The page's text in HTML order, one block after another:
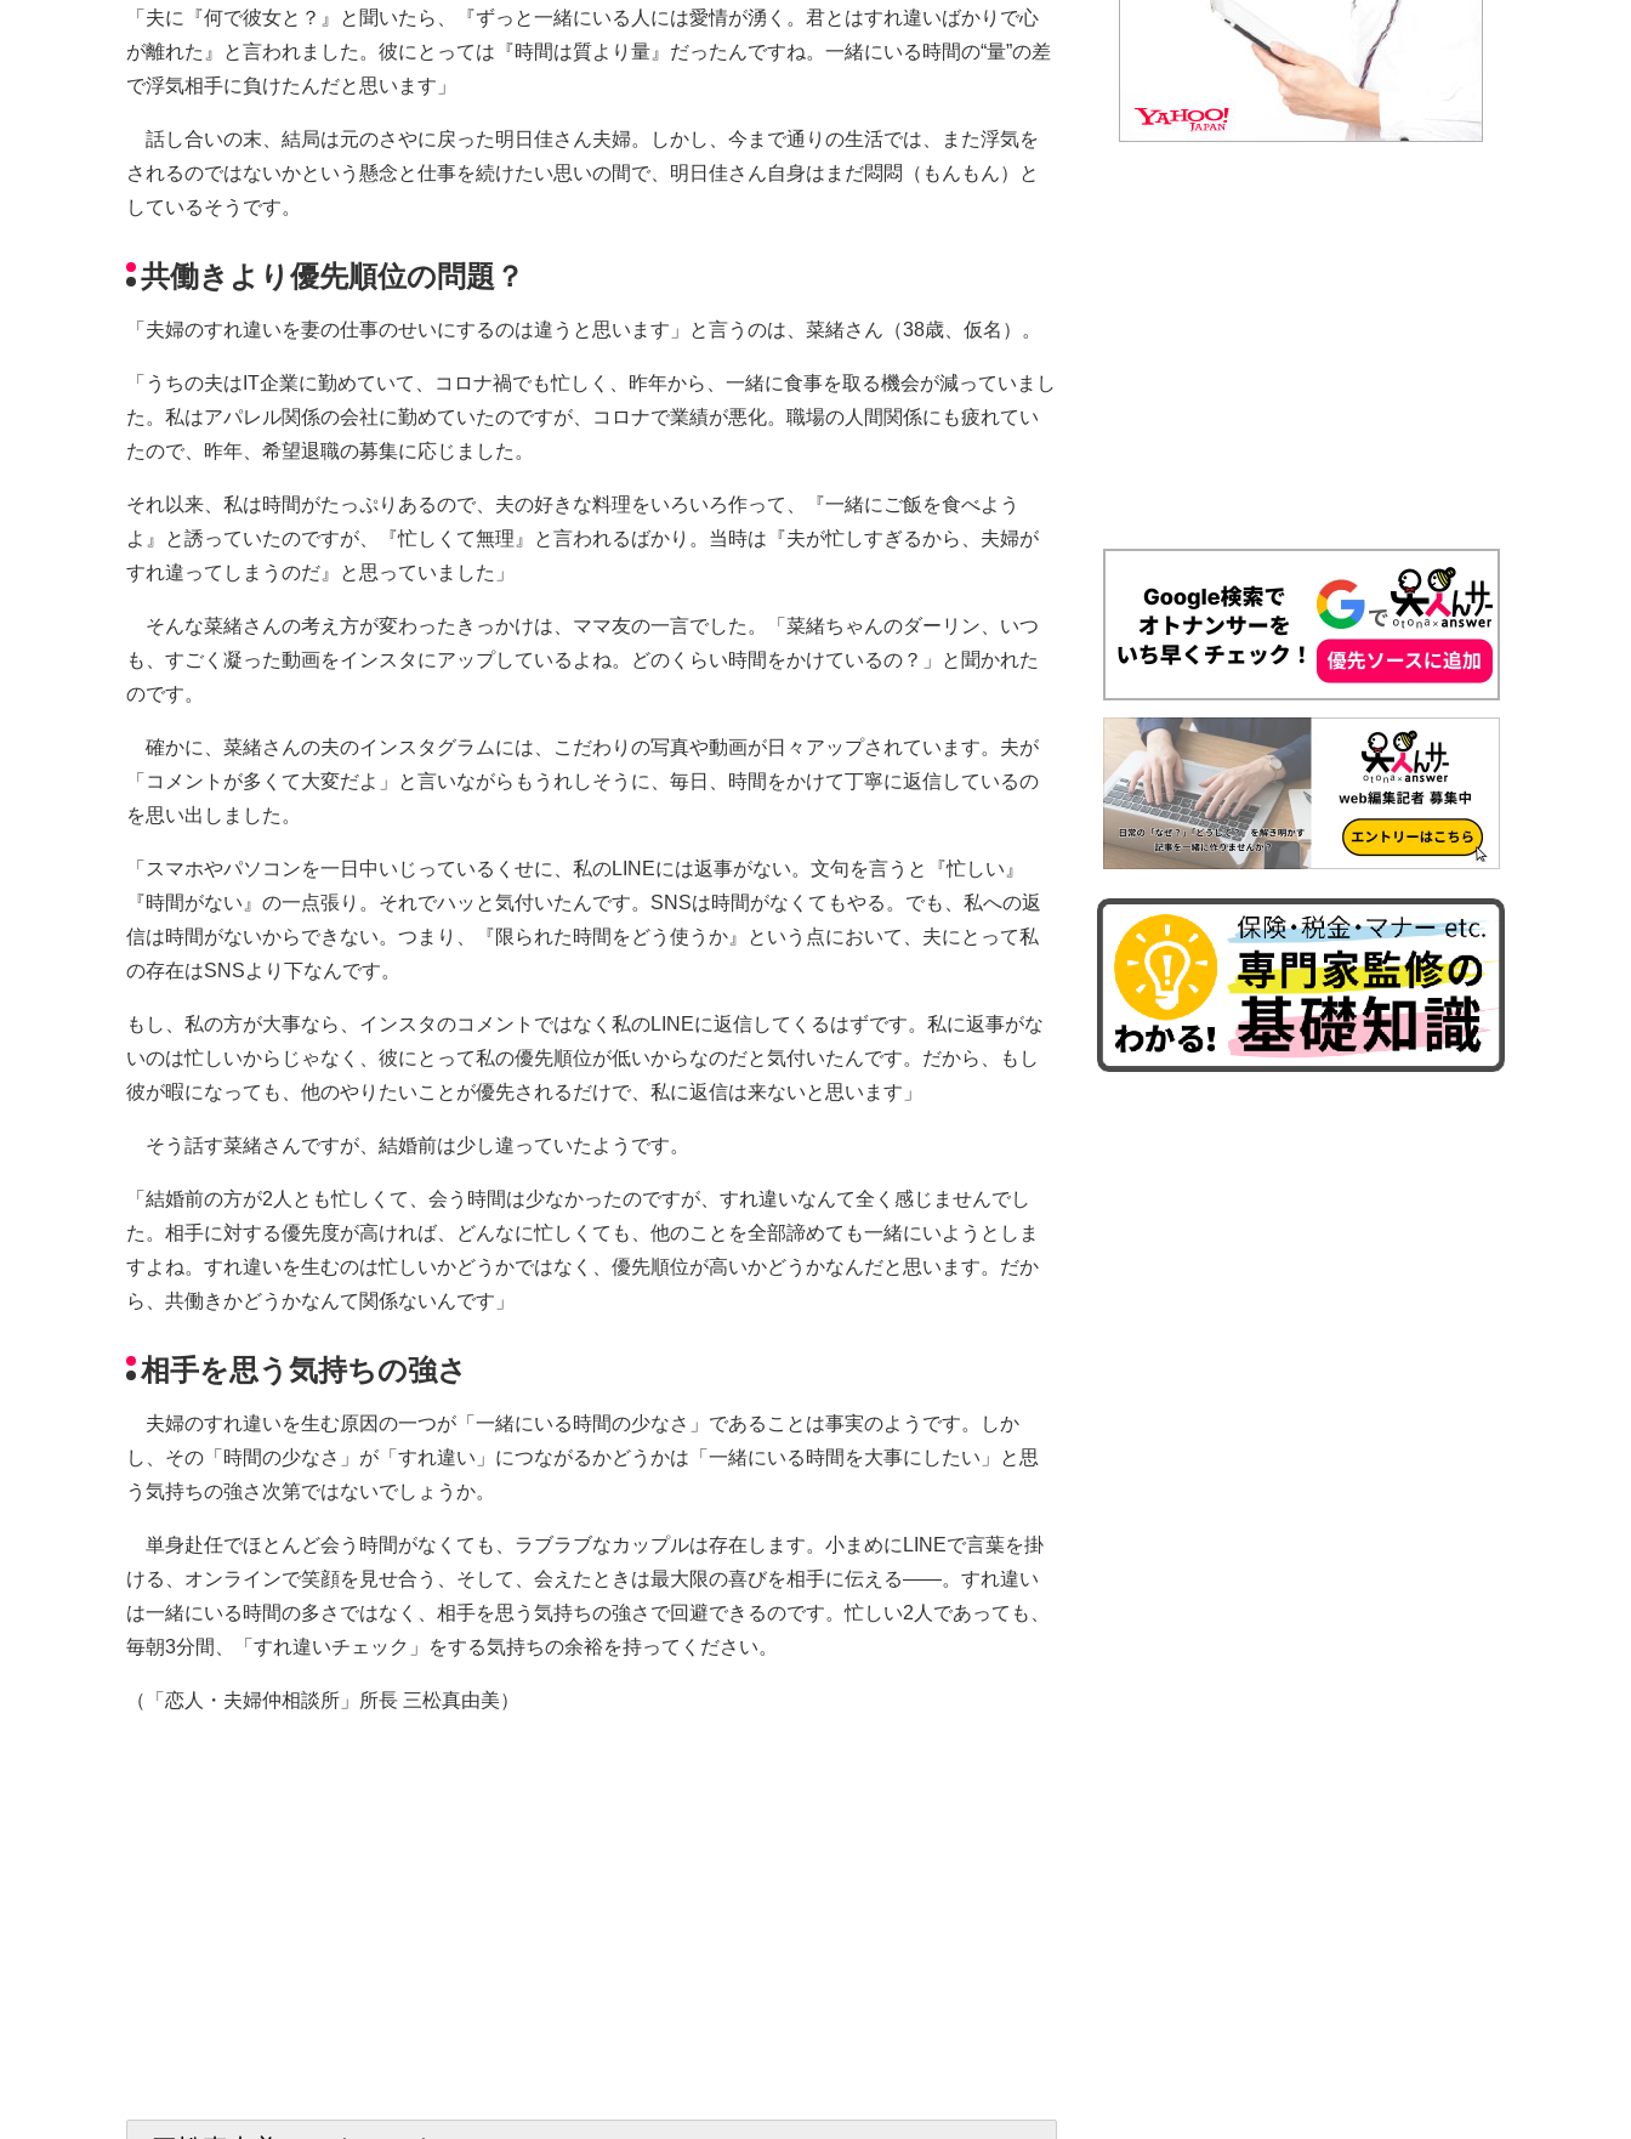
「夫に『何で彼女と？』と聞いたら、『ずっと一緒にいる人には愛情が湧く。君とはすれ違いばかりで心
が離れた』と言われました。彼にとっては『時間は質より量』だったんですね。一緒にいる時間の“量”の差
で浮気相手に負けたんだと思います」
話し合いの末、結局は元のさやに戻った明日佳さん夫婦。しかし、今まで通りの生活では、また浮気を
されるのではないかという懸念と仕事を続けたい思いの間で、明日佳さん自身はまだ悶悶（もんもん）と
しているそうです。
共働きより優先順位の問題？
「夫婦のすれ違いを妻の仕事のせいにするのは違うと思います」と言うのは、菜緒さん（38歳、仮名）。
「うちの夫はIT企業に勤めていて、コロナ禍でも忙しく、昨年から、一緒に食事を取る機会が減っていまし
た。私はアパレル関係の会社に勤めていたのですが、コロナで業績が悪化。職場の人間関係にも疲れてい
たので、昨年、希望退職の募集に応じました。
それ以来、私は時間がたっぷりあるので、夫の好きな料理をいろいろ作って、『一緒にご飯を食べよう
よ』と誘っていたのですが、『忙しくて無理』と言われるばかり。当時は『夫が忙しすぎるから、夫婦が
すれ違ってしまうのだ』と思っていました」
そんな菜緒さんの考え方が変わったきっかけは、ママ友の一言でした。「菜緒ちゃんのダーリン、いつ
も、すごく凝った動画をインスタにアップしているよね。どのくらい時間をかけているの？」と聞かれた
のです。
確かに、菜緒さんの夫のインスタグラムには、こだわりの写真や動画が日々アップされています。夫が
「コメントが多くて大変だよ」と言いながらもうれしそうに、毎日、時間をかけて丁寧に返信しているの
を思い出しました。
「スマホやパソコンを一日中いじっているくせに、私のLINEには返事がない。文句を言うと『忙しい』
『時間がない』の一点張り。それでハッと気付いたんです。SNSは時間がなくてもやる。でも、私への返
信は時間がないからできない。つまり、『限られた時間をどう使うか』という点において、夫にとって私
の存在はSNSより下なんです。
もし、私の方が大事なら、インスタのコメントではなく私のLINEに返信してくるはずです。私に返事がな
いのは忙しいからじゃなく、彼にとって私の優先順位が低いからなのだと気付いたんです。だから、もし
彼が暇になっても、他のやりたいことが優先されるだけで、私に返信は来ないと思います」
そう話す菜緒さんですが、結婚前は少し違っていたようです。
「結婚前の方が2人とも忙しくて、会う時間は少なかったのですが、すれ違いなんて全く感じませんでし
た。相手に対する優先度が高ければ、どんなに忙しくても、他のことを全部諦めても一緒にいようとしま
すよね。すれ違いを生むのは忙しいかどうかではなく、優先順位が高いかどうかなんだと思います。だか
ら、共働きかどうかなんて関係ないんです」
相手を思う気持ちの強さ
夫婦のすれ違いを生む原因の一つが「一緒にいる時間の少なさ」であることは事実のようです。しか
し、その「時間の少なさ」が「すれ違い」につながるかどうかは「一緒にいる時間を大事にしたい」と思
う気持ちの強さ次第ではないでしょうか。
単身赴任でほとんど会う時間がなくても、ラブラブなカップルは存在します。小まめにLINEで言葉を掛
ける、オンラインで笑顔を見せ合う、そして、会えたときは最大限の喜びを相手に伝える――。すれ違い
は一緒にいる時間の多さではなく、相手を思う気持ちの強さで回避できるのです。忙しい2人であっても、
毎朝3分間、「すれ違いチェック」をする気持ちの余裕を持ってください。
（「恋人・夫婦仲相談所」所長 三松真由美）